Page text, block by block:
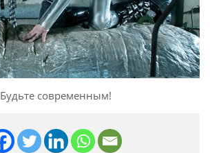
Будьте современным!